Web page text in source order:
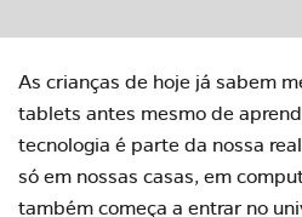
As crianças de hoje já sabem
tablets antes mesmo de
tecnologia é parte da nossa
só em nossas casas, em
também começa a entrar no